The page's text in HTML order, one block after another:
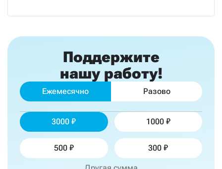
Поддержите
нашу работу!
Ежемесячно Разово
3000 1000
500 300